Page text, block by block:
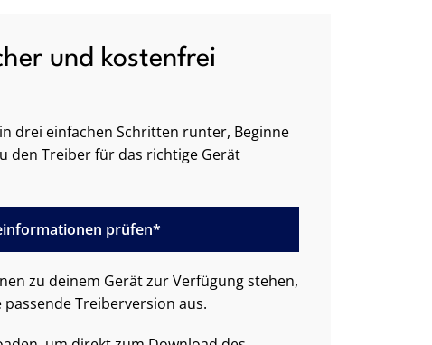
und kostenfrei
drei einfachen Schritten runter, Beginne
den Treiber für das richtige Gerät
prüfen*
zu deinem Gerät zur Verfügung stehen,
Treiberversion aus.